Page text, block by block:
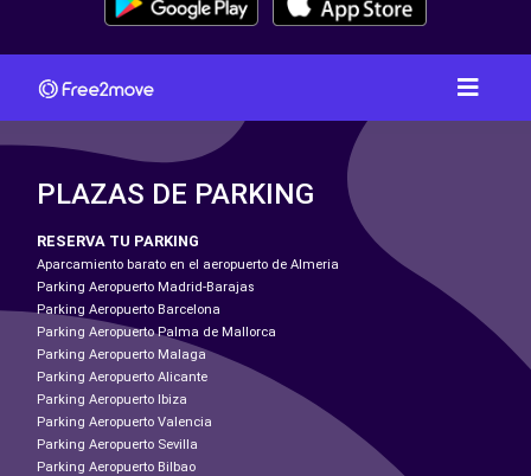
PLAZAS DE PARKING
RESERVA TU PARKING
Aparcamiento barato en el aeropuerto de Almeria
Parking Aeropuerto Madrid-Barajas
Parking Aeropuerto Barcelona
Parking Aeropuerto Palma de Mallorca
Parking Aeropuerto Malaga
Parking Aeropuerto Alicante
Parking Aeropuerto Ibiza
Parking Aeropuerto Valencia
Parking Aeropuerto Sevilla
Parking Aeropuerto Bilbao